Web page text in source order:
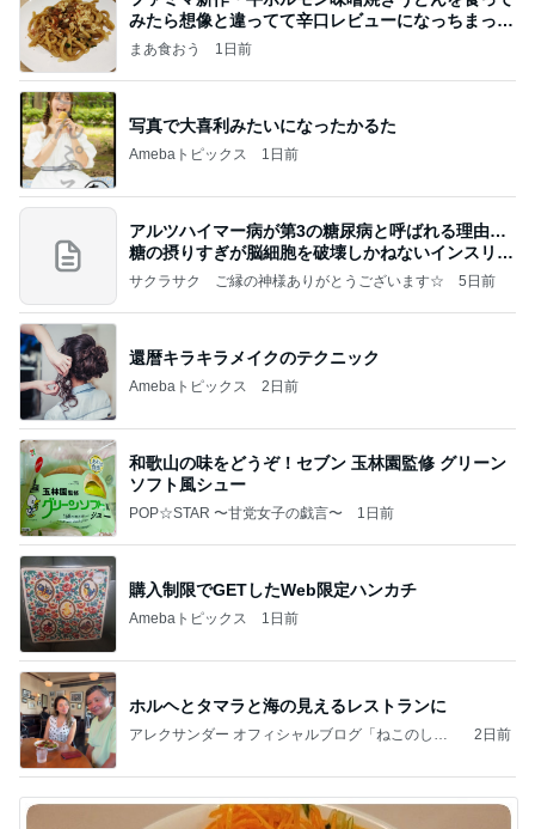
みたら想像と違ってて辛口レビューになっちまった
話
まあ食おう 1日前
写真で大喜利みたいになったかるた
Amebaトピックス 1日前
アルツハイマー病が第3の糖尿病と呼ばれる理由…
糖の摂りすぎが脳細胞を破壊しかねないインスリン
の恐
サクラサク ご縁の神様ありがとうございます☆ 5日前
還暦キラキラメイクのテクニック
Amebaトピックス 2日前
和歌山の味をどうぞ！セブン 玉林園監修 グリーン
ソフト風シュー
POP☆STAR 〜甘党女子の戯言〜 1日前
購入制限でGETしたWeb限定ハンカチ
Amebaトピックス 1日前
ホルヘとタマラと海の見えるレストランに
アレクサンダー オフィシャルブログ「ねこのしっ
2日前